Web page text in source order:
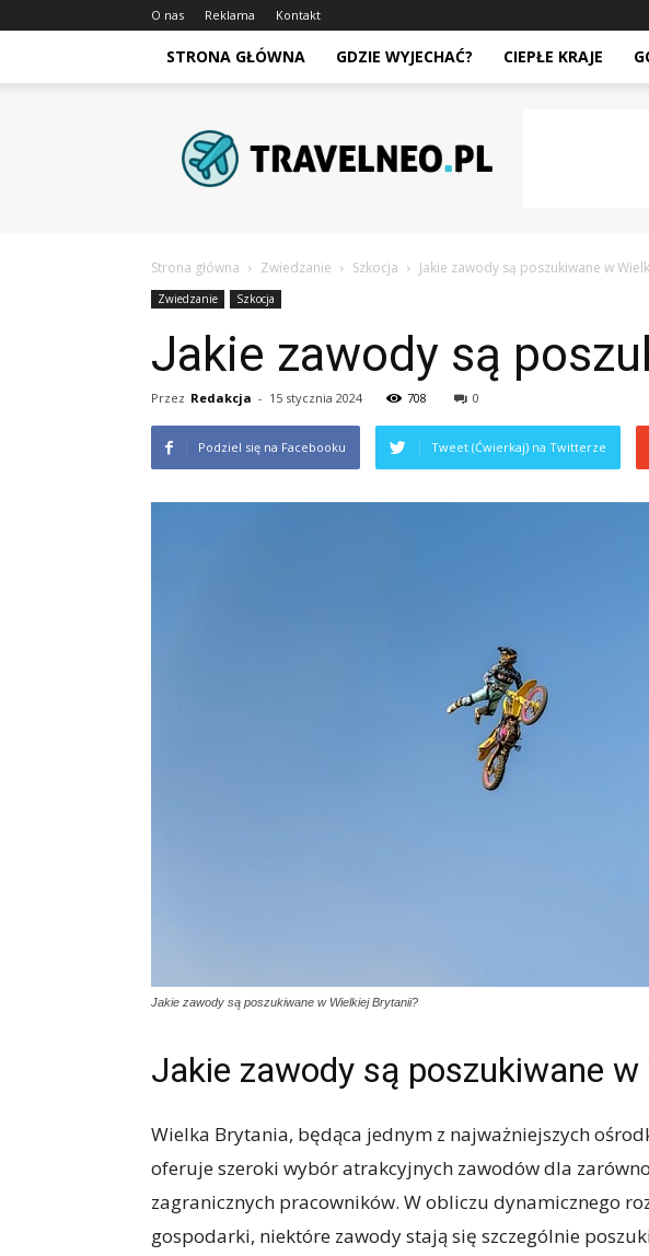
O nas Reklama Kontakt
STRONA GŁÓWNA GDZIE WYJECHAĆ? CIEPŁE KRAJE
Strona główna Zwiedzanie Szkocja Jakie zawody są poszukiwane w
Zwiedzanie Szkocja
Jakie zawody są
Przez Redakcja - 15 stycznia 2024 708 0
Podziel się na Facebooku Tweet (Ćwierkaj) na Twitterze
Jakie zawody są poszukiwane w Wielkiej Brytanii?
Jakie zawody są poszukiwane
Wielka Brytania, będąca jednym z najważniejszych
oferuje szeroki wybór atrakcyjnych zawodów dla
zagranicznych pracowników. W obliczu dynamicznego
gospodarki, niektóre zawody stają się szczególnie